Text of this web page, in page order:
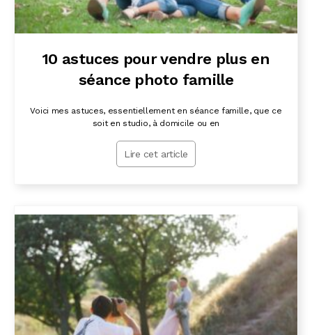
10 astuces pour vendre plus en
séance photo famille
Voici mes astuces, essentiellement en séance famille, que ce
soit en studio, à domicile ou en
Lire cet article